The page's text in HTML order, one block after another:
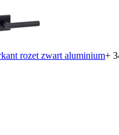
rozet zwart aluminium+